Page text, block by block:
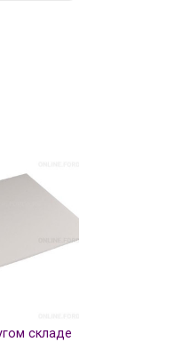
складе